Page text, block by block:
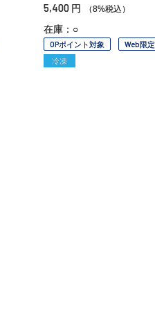
5,400 円 （8%税込）
在庫：○
OPポイント対象
Web限定
冷凍